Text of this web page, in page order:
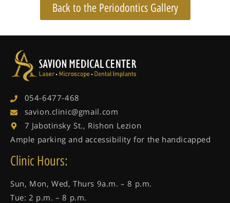
Back to the Periodontics Gallery
054-6477-468
savion.clinic@gmail.com
7 Jabotinsky St., Rishon Lezion
Ample parking and accessibility for the handicapped
Clinic Hours:
Sun, Mon, Wed, Thurs 9a.m. – 8 p.m.
Tue: 2 p.m. – 8 p.m.